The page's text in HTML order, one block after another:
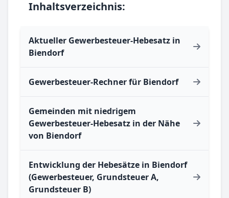
Inhaltsverzeichnis:
Aktueller Gewerbesteuer-Hebesatz in
Biendorf
Gewerbesteuer-Rechner für Biendorf
Gemeinden mit niedrigem
Gewerbesteuer-Hebesatz in der Nähe
von Biendorf
Entwicklung der Hebesätze in Biendorf
(Gewerbesteuer, Grundsteuer A,
Grundsteuer B)